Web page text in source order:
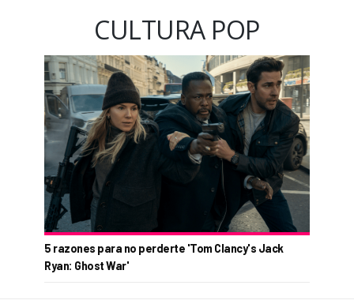
CULTURA POP
5 razones para no perderte 'Tom Clancy's Jack
Ryan: Ghost War'